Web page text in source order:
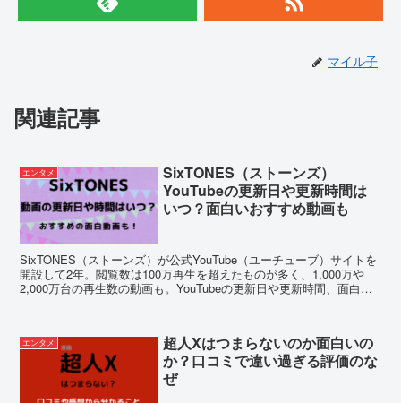
マイル子
関連記事
エンタメ
SixTONES（ストーンズ）
YouTubeの更新日や更新時間は
いつ？面白いおすすめ動画も
SixTONES（ストーンズ）が公式YouTube（ユーチューブ）サイトを
開設して2年。閲覧数は100万再生を超えたものが多く、1,000万や
2,000万台の再生数の動画も。YouTubeの更新日や更新時間、面白い
エンタメ
超人Xはつまらないのか面白いの
か？口コミで違い過ぎる評価のな
ぜ